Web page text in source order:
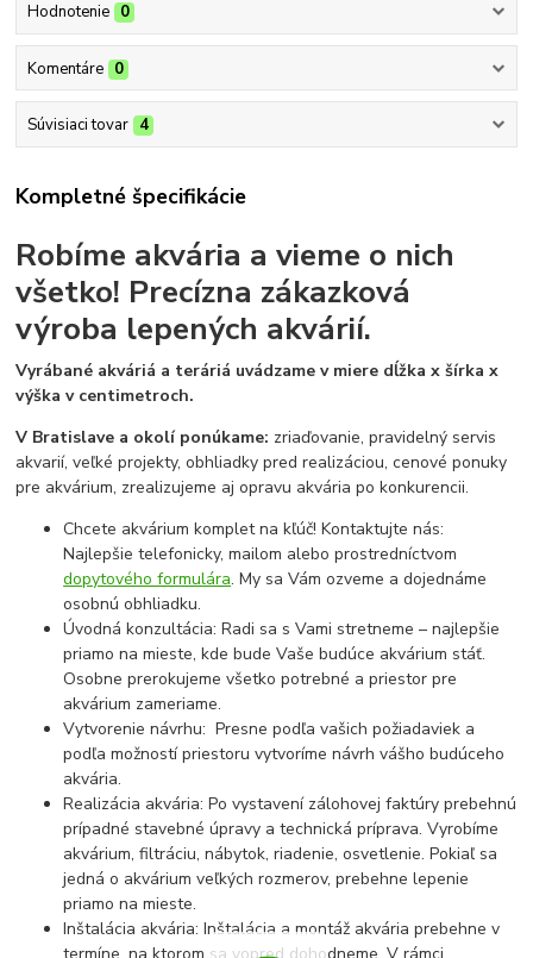
Hodnotenie 0
Komentáre 0
Súvisiaci tovar 4
Kompletné špecifikácie
Robíme akvária a vieme o nich
všetko! Precízna zákazková
výroba lepených akvárií.
Vyrábané akváriá a teráriá uvádzame v miere dĺžka x šírka x
výška v centimetroch.
V Bratislave a okolí ponúkame: zriaďovanie, pravidelný servis
akvarií, veľké projekty, obhliadky pred realizáciou, cenové ponuky
pre akvárium, zrealizujeme aj opravu akvária po konkurencii.
Chcete akvárium komplet na kľúč! Kontaktujte nás:
Najlepšie telefonicky, mailom alebo prostredníctvom
dopytového formulára. My sa Vám ozveme a dojednáme
osobnú obhliadku.
Úvodná konzultácia: Radi sa s Vami stretneme – najlepšie
priamo na mieste, kde bude Vaše budúce akvárium stáť.
Osobne prerokujeme všetko potrebné a priestor pre
akvárium zameriame.
Vytvorenie návrhu: Presne podľa vašich požiadaviek a
podľa možností priestoru vytvoríme návrh vášho budúceho
akvária.
Realizácia akvária: Po vystavení zálohovej faktúry prebehnú
prípadné stavebné úpravy a technická príprava. Vyrobíme
akvárium, filtráciu, nábytok, riadenie, osvetlenie. Pokiaľ sa
jedná o akvárium veľkých rozmerov, prebehne lepenie
priamo na mieste.
Inštalácia akvária: Inštalácia a montáž akvária prebehne v